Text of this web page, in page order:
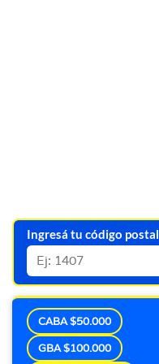
Ingresá tu código postal
CABA $50.000
GBA $100.000